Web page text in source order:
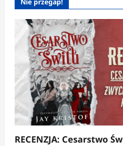
RECENZJA: Cesarstwo